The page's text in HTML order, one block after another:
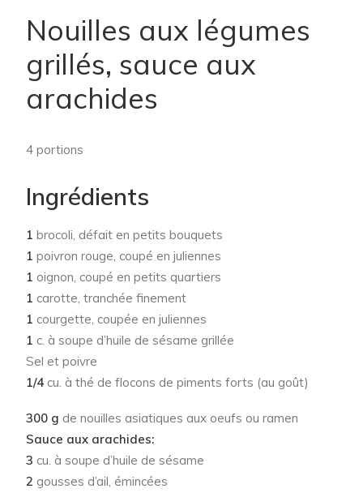
Nouilles aux légumes
grillés, sauce aux
arachides
4 portions
Ingrédients
1 brocoli, défait en petits bouquets
1 poivron rouge, coupé en juliennes
1 oignon, coupé en petits quartiers
1 carotte, tranchée finement
1 courgette, coupée en juliennes
1 c. à soupe d’huile de sésame grillée
Sel et poivre
1/4 cu. à thé de flocons de piments forts (au goût)
300 g de nouilles asiatiques aux oeufs ou ramen
Sauce aux arachides:
3 cu. à soupe d’huile de sésame
2 gousses d’ail, émincées